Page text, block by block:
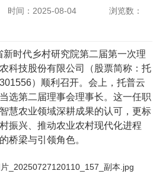
时间：2025-08-04
浏览数：
新时代乡村研究院第二届第一次理
科技股份有限公司（股票简称：托
）顺利召开。会上，托普云
选第二届理事会理事长。这一任职
慧农业领域深耕成果的认可，更标
振兴、推动农业农村现代化进程
桥梁与引领角色。